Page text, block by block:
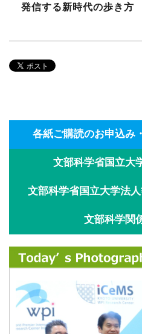
発信する新時代の歩き方
各紙ご購読のお申込み
文部科学省国立大
文部科学省国立大学法
文部科学関